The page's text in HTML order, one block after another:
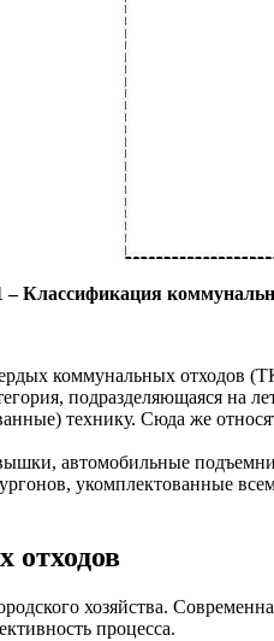
– Классификация
коммунальных
подразделяющаяся
технику. Сюда же
автомобильные
укомплектованные
отходов
хозяйства.
процесса.